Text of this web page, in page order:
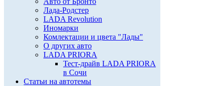
Лада-Родстер
LADA Revolution
Иномарки
Комлектации и цвета "Лады"
О других авто
LADA PRIORA
Тест-драйв LADA PRIORA
в Сочи
Статьи на автотемы